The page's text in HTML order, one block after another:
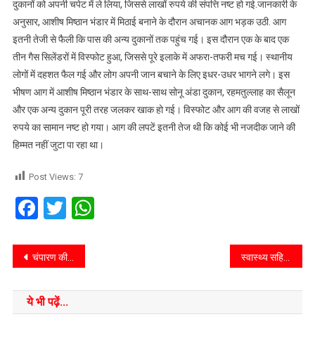
दुकानों को अपनी चपेट में ले लिया, जिससे लाखों रुपये की संपत्ति नष्ट हो गई.जानकारी के
अनुसार, आशीष मिष्ठान भंडार में मिठाई बनाने के दौरान अचानक आग भड़क उठी. आग
इतनी तेजी से फैली कि पास की अन्य दुकानों तक पहुंच गई। इस दौरान एक के बाद एक
तीन गैस सिलेंडरों में विस्फोट हुआ, जिससे पूरे इलाके में अफरा-तफरी मच गई। स्थानीय
लोगों में दहशत फैल गई और लोग अपनी जान बचाने के लिए इधर-उधर भागने लगे। इस
भीषण आग में आशीष मिष्ठान भंडार के साथ-साथ सोनू अंडा दुकान, रहमतुल्लाह का सैलून
और एक अन्य दुकान पूरी तरह जलकर खाक हो गई। विस्फोट और आग की वजह से लाखों
रुपये का सामान नष्ट हो गया। आग की लपटें इतनी तेज थी कि कोई भी नजदीक जाने की
हिम्मत नहीं जुटा पा रहा था।
Post Views: 7
Facebook
TwitterWhatsApp
चंपारण की खबर::विधानसभा चुनाव को लेकर जीतना थाना में नेपाली पुलिस के साथ हुई बैठक
ये भी पढ़ें...